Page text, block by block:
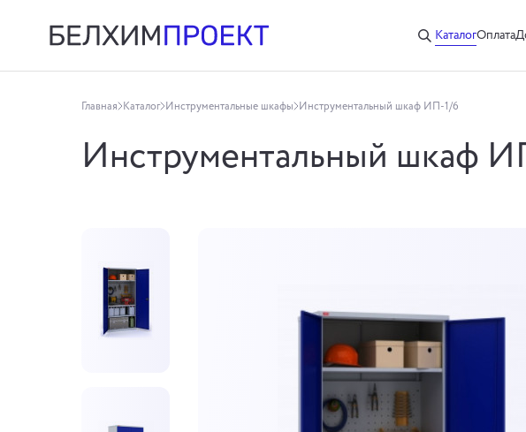
КаталогОплата
Главная Каталог Инструментальные шкафы Инструментальный шкаф ИП-1/6
Инструментальный шкаф